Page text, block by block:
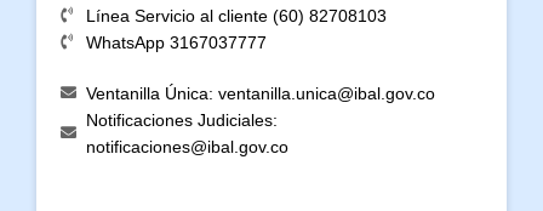
Línea Servicio al cliente (60) 82708103
WhatsApp 3167037777
Ventanilla Única: ventanilla.unica@ibal.gov.co
Notificaciones Judiciales:
notificaciones@ibal.gov.co